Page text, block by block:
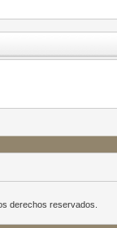
derechos reservados.